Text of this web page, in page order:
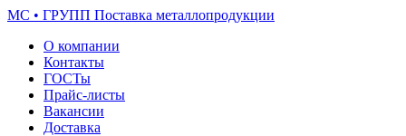
МС • ГРУПП Поставка металлопродукции
О компании
Контакты
ГОСТы
Прайс-листы
Вакансии
Доставка